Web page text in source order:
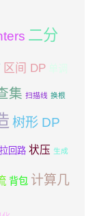
二分
区间 DP 单调
集 扫描线 换根
树形 DP
回路 状压 生成
背包 计算几